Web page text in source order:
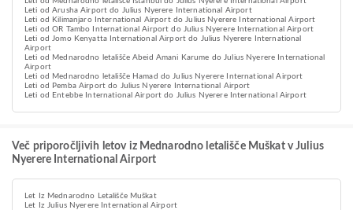
Leti od Arusha Airport do Julius Nyerere International Airport
Leti od Kilimanjaro International Airport do Julius Nyerere International Airport
Leti od OR Tambo International Airport do Julius Nyerere International Airport
Leti od Jomo Kenyatta International Airport do Julius Nyerere International
Airport
Leti od Mednarodno letališče Abeid Amani Karume do Julius Nyerere International
Airport
Leti od Mednarodno letališče Hamad do Julius Nyerere International Airport
Leti od Pemba Airport do Julius Nyerere International Airport
Leti od Entebbe International Airport do Julius Nyerere International Airport
Več priporočljivih letov iz Mednarodno letališče Muškat v Julius
Nyerere International Airport
Let Iz Mednarodno Letališče Muškat
Let Iz Julius Nyerere International Airport